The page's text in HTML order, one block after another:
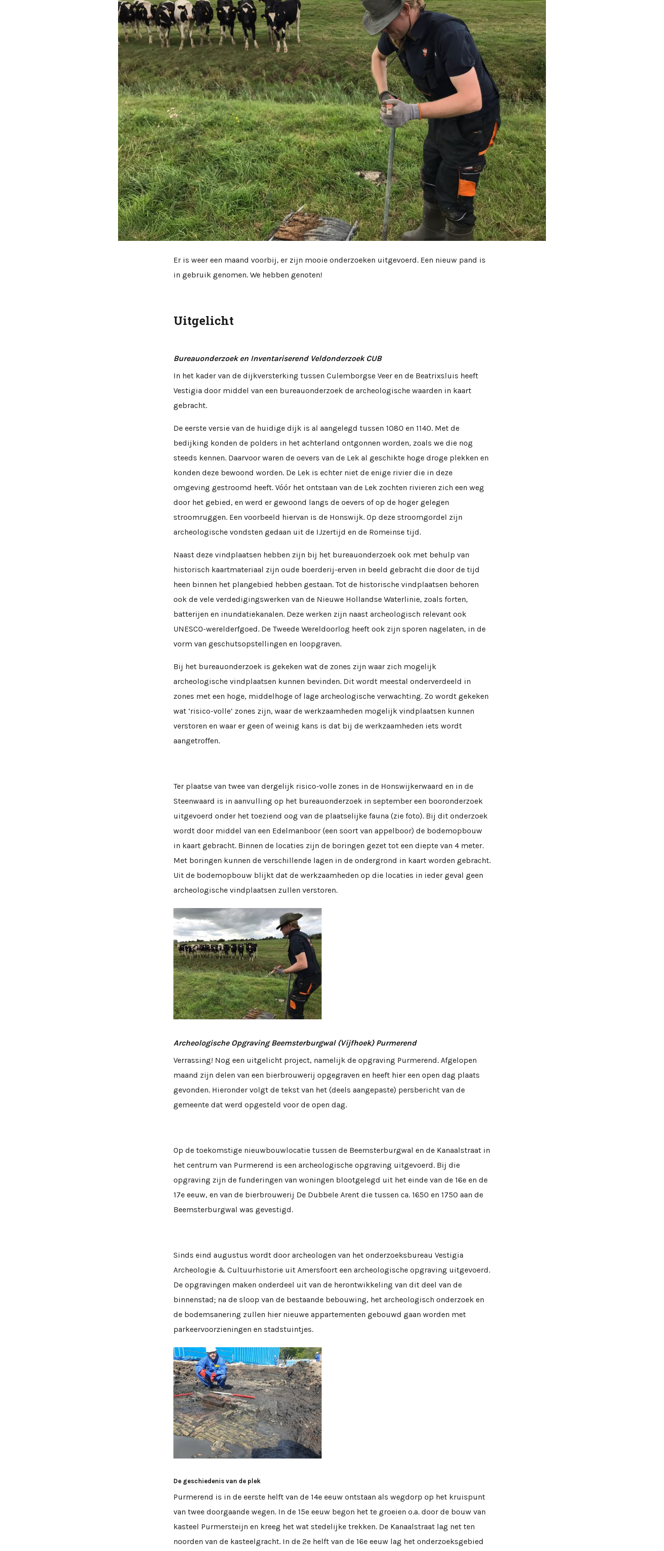
Er is weer een maand voorbij, er zijn mooie onderzoeken uitgevoerd. Een nieuw pand is
in gebruik genomen. We hebben genoten!
Uitgelicht
Bureauonderzoek en Inventariserend Veldonderzoek CUB
In het kader van de dijkversterking tussen Culemborgse Veer en de Beatrixsluis heeft
Vestigia door middel van een bureauonderzoek de archeologische waarden in kaart
gebracht.
De eerste versie van de huidige dijk is al aangelegd tussen 1080 en 1140. Met de
bedijking konden de polders in het achterland ontgonnen worden, zoals we die nog
steeds kennen. Daarvoor waren de oevers van de Lek al geschikte hoge droge plekken en
konden deze bewoond worden. De Lek is echter niet de enige rivier die in deze
omgeving gestroomd heeft. Vóór het ontstaan van de Lek zochten rivieren zich een weg
door het gebied, en werd er gewoond langs de oevers of op de hoger gelegen
stroomruggen. Een voorbeeld hiervan is de Honswijk. Op deze stroomgordel zijn
archeologische vondsten gedaan uit de IJzertijd en de Romeinse tijd.
Naast deze vindplaatsen hebben zijn bij het bureauonderzoek ook met behulp van
historisch kaartmateriaal zijn oude boerderij-erven in beeld gebracht die door de tijd
heen binnen het plangebied hebben gestaan. Tot de historische vindplaatsen behoren
ook de vele verdedigingswerken van de Nieuwe Hollandse Waterlinie, zoals forten,
batterijen en inundatiekanalen. Deze werken zijn naast archeologisch relevant ook
UNESCO-werelderfgoed. De Tweede Wereldoorlog heeft ook zijn sporen nagelaten, in de
vorm van geschutsopstellingen en loopgraven.
Bij het bureauonderzoek is gekeken wat de zones zijn waar zich mogelijk
archeologische vindplaatsen kunnen bevinden. Dit wordt meestal onderverdeeld in
zones met een hoge, middelhoge of lage archeologische verwachting. Zo wordt gekeken
wat ‘risico-volle’ zones zijn, waar de werkzaamheden mogelijk vindplaatsen kunnen
verstoren en waar er geen of weinig kans is dat bij de werkzaamheden iets wordt
aangetroffen.
Ter plaatse van twee van dergelijk risico-volle zones in de Honswijkerwaard en in de
Steenwaard is in aanvulling op het bureauonderzoek in september een booronderzoek
uitgevoerd onder het toeziend oog van de plaatselijke fauna (zie foto). Bij dit onderzoek
wordt door middel van een Edelmanboor (een soort van appelboor) de bodemopbouw
in kaart gebracht. Binnen de locaties zijn de boringen gezet tot een diepte van 4 meter.
Met boringen kunnen de verschillende lagen in de ondergrond in kaart worden gebracht.
Uit de bodemopbouw blijkt dat de werkzaamheden op die locaties in ieder geval geen
archeologische vindplaatsen zullen verstoren.
Archeologische Opgraving Beemsterburgwal (Vijfhoek) Purmerend
Verrassing! Nog een uitgelicht project, namelijk de opgraving Purmerend. Afgelopen
maand zijn delen van een bierbrouwerij opgegraven en heeft hier een open dag plaats
gevonden. Hieronder volgt de tekst van het (deels aangepaste) persbericht van de
gemeente dat werd opgesteld voor de open dag.
Op de toekomstige nieuwbouwlocatie tussen de Beemsterburgwal en de Kanaalstraat in
het centrum van Purmerend is een archeologische opgraving uitgevoerd. Bij die
opgraving zijn de funderingen van woningen blootgelegd uit het einde van de 16e en de
17e eeuw, en van de bierbrouwerij De Dubbele Arent die tussen ca. 1650 en 1750 aan de
Beemsterburgwal was gevestigd.
Sinds eind augustus wordt door archeologen van het onderzoeksbureau Vestigia
Archeologie & Cultuurhistorie uit Amersfoort een archeologische opgraving uitgevoerd.
De opgravingen maken onderdeel uit van de herontwikkeling van dit deel van de
binnenstad; na de sloop van de bestaande bebouwing, het archeologisch onderzoek en
de bodemsanering zullen hier nieuwe appartementen gebouwd gaan worden met
parkeervoorzieningen en stadstuintjes.
De geschiedenis van de plek
Purmerend is in de eerste helft van de 14e eeuw ontstaan als wegdorp op het kruispunt
van twee doorgaande wegen. In de 15e eeuw begon het te groeien o.a. door de bouw van
kasteel Purmersteijn en kreeg het wat stedelijke trekken. De Kanaalstraat lag net ten
noorden van de kasteelgracht. In de 2e helft van de 16e eeuw lag het onderzoeksgebied